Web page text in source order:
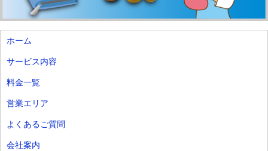
ホーム
サービス内容
料金一覧
営業エリア
よくあるご質問
会社案内